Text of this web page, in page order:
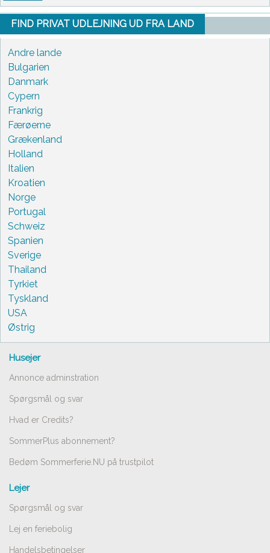
FIND PRIVAT UDLEJNING UD FRA LAND
Andre lande
Bulgarien
Danmark
Cypern
Frankrig
Færøerne
Grækenland
Holland
Italien
Kroatien
Norge
Portugal
Schweiz
Spanien
Sverige
Thailand
Tyrkiet
Tyskland
USA
Østrig
Husejer
Annonce adminstration
Spørgsmål og svar
Hvad er Credits?
SommerPlus abonnement?
Bedøm Sommerferie.NU på trustpilot
Lejer
Spørgsmål og svar
Lej en feriebolig
Handelsbetingelser